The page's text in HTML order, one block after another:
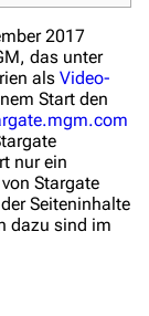
2017
das unter
als Video-
Start den
nur ein
Stargate
Seiteninhalte
dazu sind im